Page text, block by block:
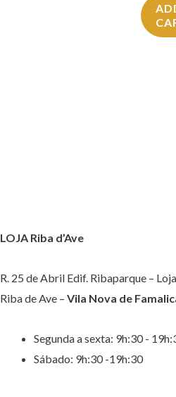
LOJA Riba d’Ave
R. 25 de Abril Edif. Ribaparque –
Riba de Ave – Vila Nova de
Segunda a sexta: 9h:30 -
Sábado: 9h:30 -19h:30